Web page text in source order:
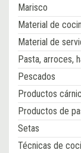
Marisco
Material de
Material de
Pasta, arroces,
Pescados
Productos
Productos de
Setas
Técnicas de